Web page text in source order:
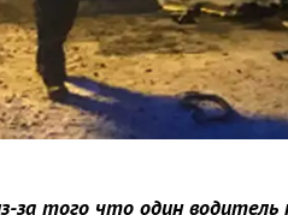
за того что один водитель